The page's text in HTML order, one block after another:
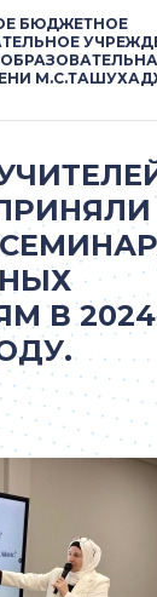
БЮДЖЕТНОЕ
В